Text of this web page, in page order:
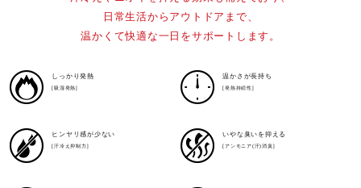
y
日常生活からアウトドアまで、
温かくて快適な一日をサポートします。
しっかり発熱
[吸湿発熱]
温かさが長持ち
[発熱持続性]
ヒンヤリ感が少ない
[汗冷え抑制力]
いやな臭いを抑える
[アンモニア(汗)消臭]